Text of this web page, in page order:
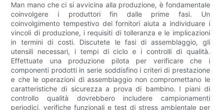
Man mano che ci si avvicina alla produzione, è fondamentale
coinvolgere i produttori fin dalle prime fasi. Un
coinvolgimento tempestivo dei fornitori aiuta a individuare i
vincoli di produzione, i requisiti di tolleranza e le implicazioni
in termini di costi. Discutete le fasi di assemblaggio, gli
utensili necessari, i tempi di ciclo e i controlli di qualità.
Effettuate una produzione pilota per verificare che i
componenti prodotti in serie soddisfino i criteri di prestazione
e che le operazioni di assemblaggio non compromettano le
caratteristiche di sicurezza a prova di bambino. I piani di
controllo qualità dovrebbero includere campionamenti
periodici, verifiche funzionali e test di stress ambientale per